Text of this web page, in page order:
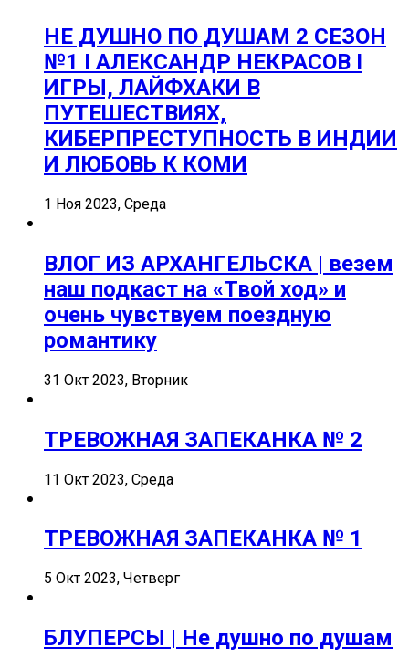
НЕ ДУШНО ПО ДУШАМ 2 СЕЗОН
№1 I АЛЕКСАНДР НЕКРАСОВ I
ИГРЫ, ЛАЙФХАКИ В
ПУТЕШЕСТВИЯХ,
КИБЕРПРЕСТУПНОСТЬ В ИНДИИ
И ЛЮБОВЬ К КОМИ
1 Ноя 2023, Среда
ВЛОГ ИЗ АРХАНГЕЛЬСКА | везем
наш подкаст на «Твой ход» и
очень чувствуем поездную
романтику
31 Окт 2023, Вторник
ТРЕВОЖНАЯ ЗАПЕКАНКА № 2
11 Окт 2023, Среда
ТРЕВОЖНАЯ ЗАПЕКАНКА № 1
5 Окт 2023, Четверг
БЛУПЕРСЫ | Не душно по душам